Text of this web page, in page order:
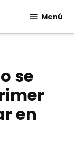
Menú
se
en